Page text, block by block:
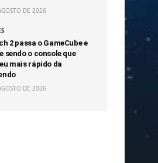
DE 2026
2 passa o GameCube e
sendo o console que
mais rápido da
DE 2026